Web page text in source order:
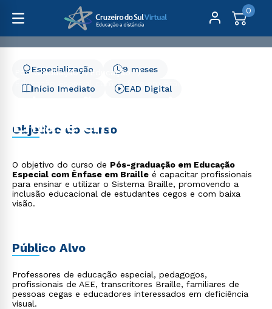
0
Pós-Graduação
Educação
Educação Especial com Ênfase em Braille
Ênfase em Braille
Início Imediato
9 meses
Especialização
EAD Digital
Objetivo do curso
O objetivo do curso de Pós-graduação em Educação
Especial com Ênfase em Braille é capacitar profissionais
para ensinar e utilizar o Sistema Braille, promovendo a
inclusão educacional de estudantes cegos e com baixa
visão.
Público Alvo
Professores de educação especial, pedagogos,
profissionais de AEE, transcritores Braille, familiares de
pessoas cegas e educadores interessados em deficiência
visual.